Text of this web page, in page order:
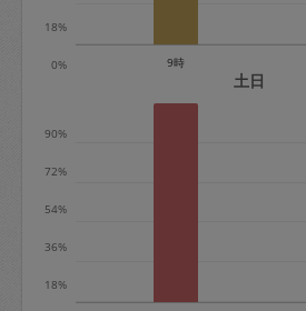
※キャンセル料金の設定に
定期依頼1回（3時間）の
0%
18%
9時
土日
18%
36%
54%
72%
90%